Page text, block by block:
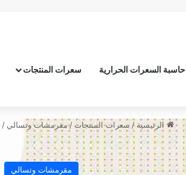
حاسبة السعرات الحرارية سعرات المنتجات
الرئيسية /سعرات المنتجات /مقرمشات وتسالي /
مقرمشات وتسالي